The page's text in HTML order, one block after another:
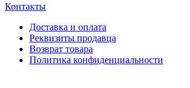
Контакты
Доставка и оплата
Реквизиты продавца
Возврат товара
Политика конфиденциальности